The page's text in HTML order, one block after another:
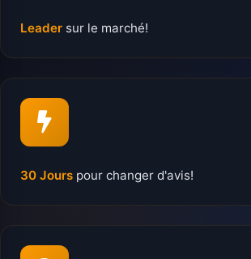
Leader sur le marché!
30 Jours pour changer d'avis!